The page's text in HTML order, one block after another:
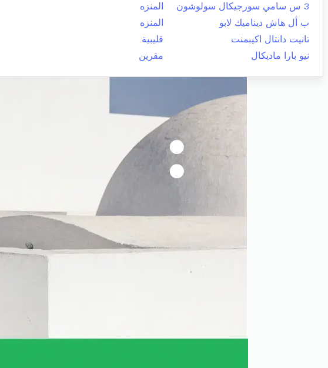
3 س سامي سورجيكال سولوشون
المنزه
ب أل هاش ديناميك لابو
المنزه
تانيت دانتال اكيبمنت
قليبية
نيو بارا ماديكال
مقرين